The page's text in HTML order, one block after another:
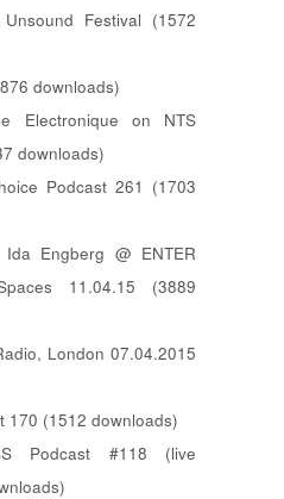
Festival (1572
downloads)
Electronique on NTS
downloads)
Podcast 261 (1703
Engberg @ ENTER
11.04.15 (3889
London 07.04.2015
170 (1512 downloads)
Podcast #118 (live